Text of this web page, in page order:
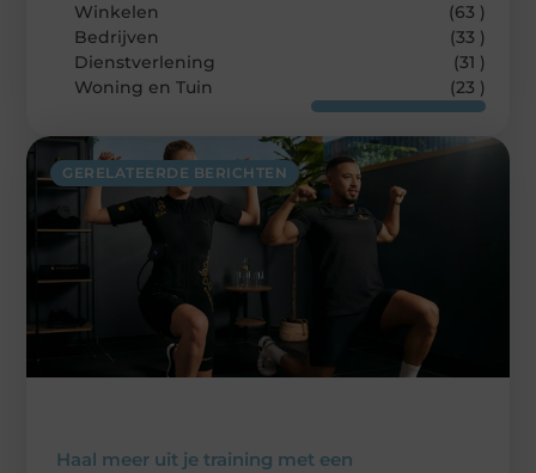
GERELATEERDE BERICHTEN
Haal meer uit je training met een
Winkelen
(63 )
Bedrijven
(33 )
Dienstverlening
(31 )
Woning en Tuin
(23 )